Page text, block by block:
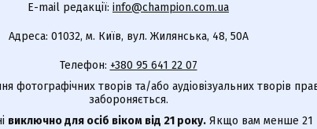
E-mail редакції: info@champion.com.ua
Адреса: 01032, м. Київ, вул. Жилянська, 48, 50А
Телефон: +380 95 641 22 07
фотографічних творів та/або аудіовізуальних творів
забороняється.
виключно для осіб віком від 21 року. Якщо вам менше 21